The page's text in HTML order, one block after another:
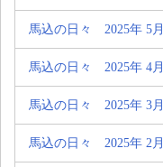
馬込の日々 2025年 5月
馬込の日々 2025年 4月
馬込の日々 2025年 3月
馬込の日々 2025年 2月